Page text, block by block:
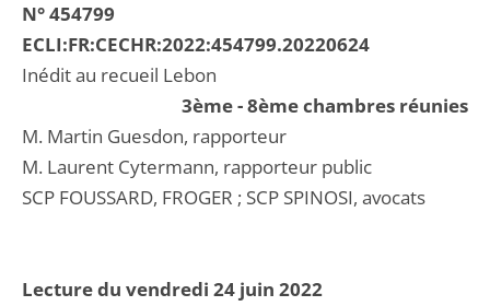
N° 454799
ECLI:FR:CECHR:2022:454799.20220624
Inédit au recueil Lebon
3ème - 8ème chambres réunies
M. Martin Guesdon, rapporteur
M. Laurent Cytermann, rapporteur public
SCP FOUSSARD, FROGER ; SCP SPINOSI, avocats
Lecture du vendredi 24 juin 2022